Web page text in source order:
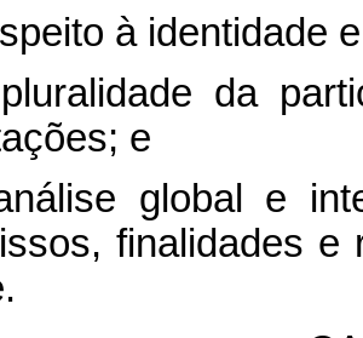
à identidade
da
e
global e
finalidades